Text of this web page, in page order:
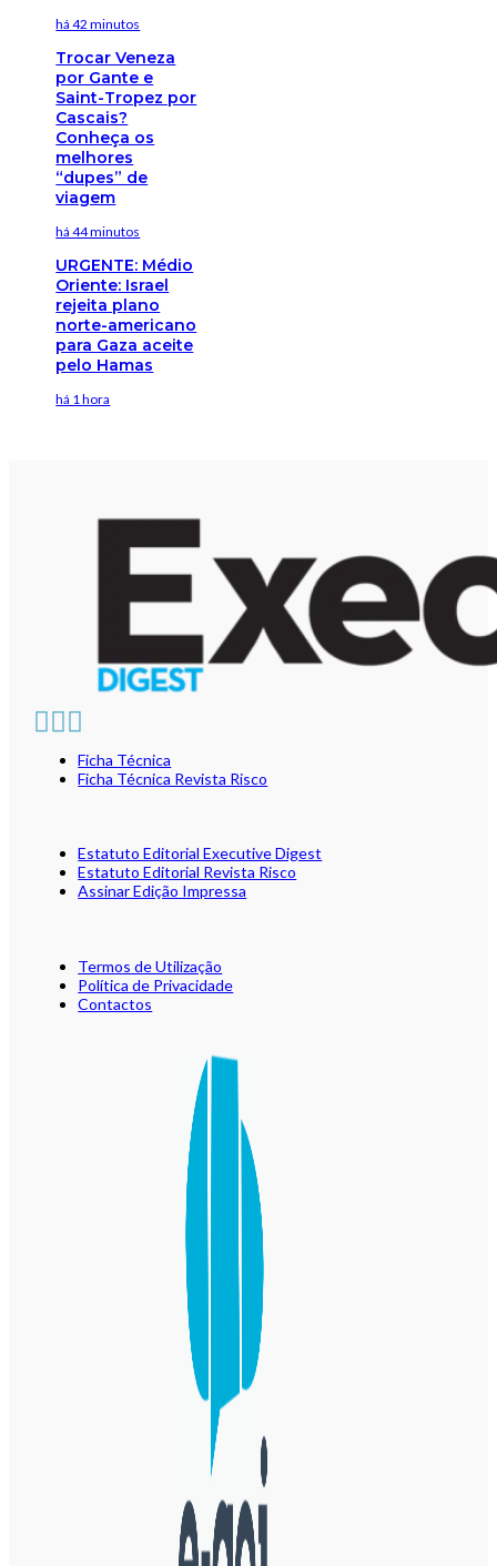
há 42 minutos
Trocar Veneza
por Gante e
Saint-Tropez por
Cascais?
Conheça os
melhores
“dupes” de
viagem
há 44 minutos
URGENTE: Médio
Oriente: Israel
rejeita plano
norte-americano
para Gaza aceite
pelo Hamas
há 1 hora
Ficha Técnica
Ficha Técnica Revista Risco
Estatuto Editorial Executive Digest
Estatuto Editorial Revista Risco
Assinar Edição Impressa
Termos de Utilização
Política de Privacidade
Contactos